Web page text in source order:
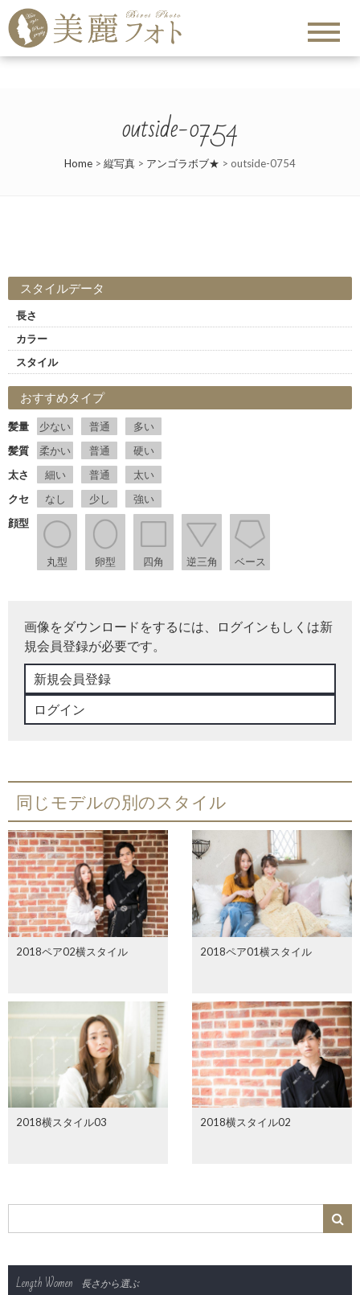
outside-0754
Home > 縦写真 > アンゴラボブ★ > outside-0754
スタイルデータ
長さ
カラー
スタイル
おすすめタイプ
髪量 少ない 普通
多い
髪質
柔かい 普通
硬い
太さ
細い 普通
太い
クセ
なし 少し
強い
顔型
丸型 卵型 四角 逆三角 ベース
画像をダウンロードをするには、ログインもしくは新
規会員登録が必要です。
新規会員登録
ログイン
同じモデルの別のスタイル
2018ペア02横スタイル 2018ペア01横スタイル
2018横スタイル03 2018横スタイル02
Length Women 長さから選ぶ